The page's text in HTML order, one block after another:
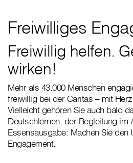
Freiwilliges
Freiwillig helfen.
wirken!
Mehr als 43.000 Menschen
freiwillig bei der Caritas – mit
Vielleicht gehören Sie auch bald
Deutschlernen, der Begleitung im
Essensausgabe: Machen Sie den
Engagement.